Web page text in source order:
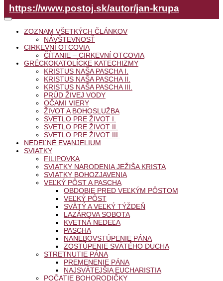
https://www.postoj.sk/autor/jan-krupa
ZOZNAM VŠETKÝCH ČLÁNKOV
NÁVŠTEVNOSŤ
CIRKEVNÍ OTCOVIA
ČÍTANIE – CIRKEVNÍ OTCOVIA
GRÉCKOKATOLÍCKE KATECHIZMY
KRISTUS NAŠA PASCHA I.
KRISTUS NAŠA PASCHA II.
KRISTUS NAŠA PASCHA III.
PRÚD ŽIVEJ VODY
OČAMI VIERY
ŽIVOT A BOHOSLUŽBA
SVETLO PRE ŽIVOT I.
SVETLO PRE ŽIVOT II.
SVETLO PRE ŽIVOT III.
NEDEĽNÉ EVANJELIUM
SVIATKY
FILIPOVKA
SVIATKY NARODENIA JEŽIŠA KRISTA
SVIATKY BOHOZJAVENIA
VEĽKÝ PÔST A PASCHA
OBDOBIE PRED VEĽKÝM PÔSTOM
VEĽKÝ PÔST
SVÄTÝ A VEĽKÝ TÝŽDEŇ
LAZÁROVA SOBOTA
KVETNÁ NEDEĽA
PASCHA
NANEBOVSTÚPENIE PÁNA
ZOSTÚPENIE SVÄTÉHO DUCHA
STRETNUTIE PÁNA
PREMENENIE PÁNA
NAJSVÄTEJŠIA EUCHARISTIA
POČATIE BOHORODIČKY